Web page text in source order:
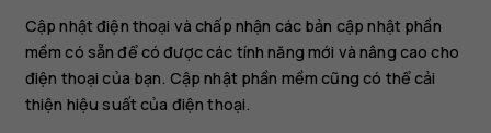
Nokia
3.4
Cập nhật điện thoại và chấp nhận các bản cập nhật phần
mềm có sẵn để có được các tính năng mới và nâng cao cho
điện thoại của bạn. Cập nhật phần mềm cũng có thể cải
thiện hiệu suất của điện thoại.